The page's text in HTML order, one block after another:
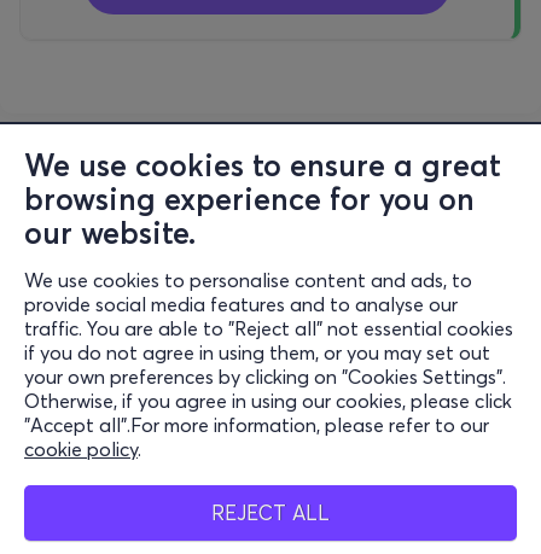
We use cookies to ensure a great
browsing experience for you on
our website.
We use cookies to personalise content and ads, to
provide social media features and to analyse our
traffic. You are able to "Reject all" not essential cookies
if you do not agree in using them, or you may set out
your own preferences by clicking on "Cookies Settings".
Otherwise, if you agree in using our cookies, please click
"Accept all".For more information, please refer to our
cookie policy.
REJECT ALL
Information
Support
Stay Connected
Mobile app